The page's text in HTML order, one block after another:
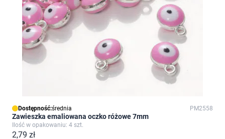
Dostępność:średnia PM2558
Zawieszka emaliowana oczko różowe 7mm
Ilość w opakowaniu: 4 szt.
2,79 zł